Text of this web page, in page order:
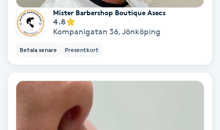
Massage
Medium
Mister Barbershop Boutique Asecs
4.8
Kompanigatan 36, Jönköping
Betala senare Presentkort